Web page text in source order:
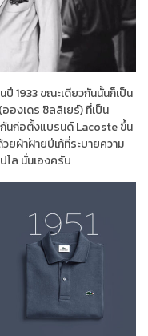
1933 ขณะเดียวกันนั้นก็เป็น
องเดร ชิลลิเยร์) ที่เป็น
นก่อตั้งแบรนด์ Lacoste ขึ้น
ผ้าฝ้ายปีเก้ที่ระบายความ
โล นั่นเองครับ